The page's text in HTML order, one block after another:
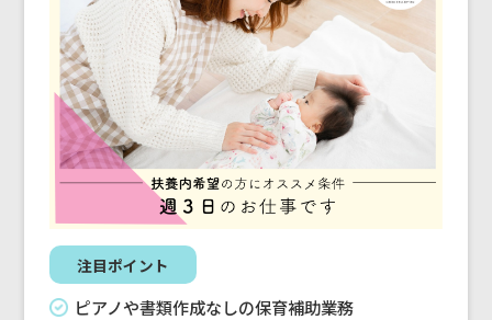
注目ポイント
ピアノや書類作成なしの保育補助業務